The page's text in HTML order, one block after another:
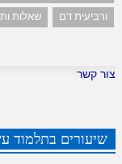
ורביעית דם
שאלות
צור קשר
שיעורים בתלמוד